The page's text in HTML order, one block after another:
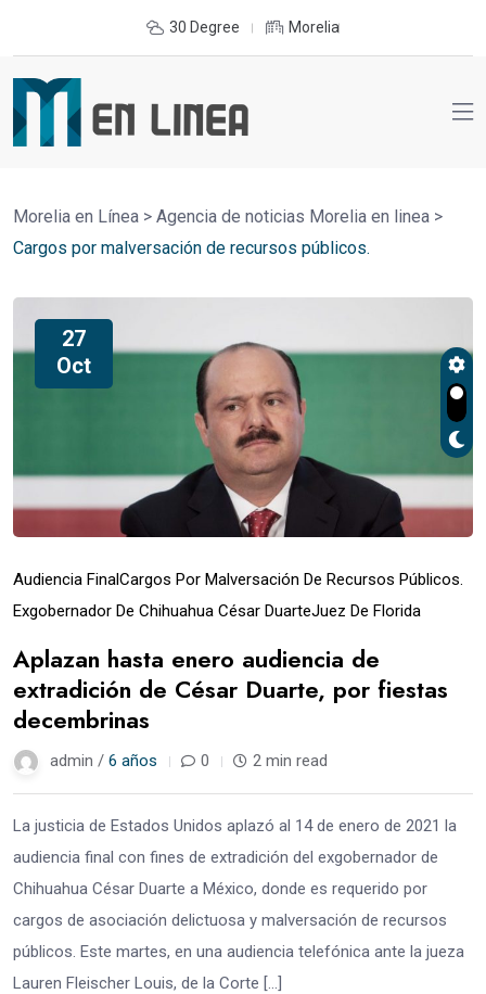
30 Degree Morelia
Morelia en Línea > Agencia de noticias Morelia en linea >
Cargos por malversación de recursos públicos.
27
Oct
Audiencia FinalCargos Por Malversación De Recursos Públicos.
Exgobernador De Chihuahua César DuarteJuez De Florida
Aplazan hasta enero audiencia de
extradición de César Duarte, por fiestas
decembrinas
admin / 6 años 0 2 min read
La justicia de Estados Unidos aplazó al 14 de enero de 2021 la
audiencia final con fines de extradición del exgobernador de
Chihuahua César Duarte a México, donde es requerido por
cargos de asociación delictuosa y malversación de recursos
públicos. Este martes, en una audiencia telefónica ante la jueza
Lauren Fleischer Louis, de la Corte […]